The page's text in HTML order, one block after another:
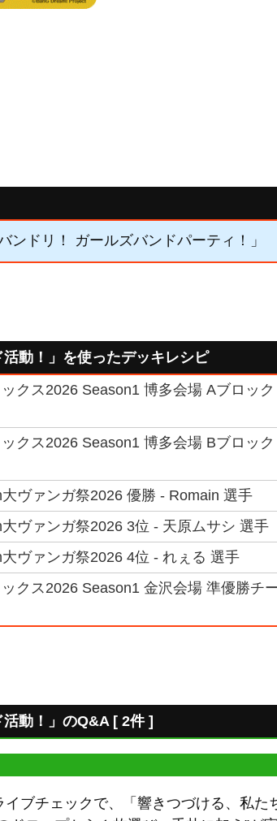
ンドリ！ ガールズバンドパーティ！」
活動！」を使ったデッキレシピ
クス2026 Season1 博多会場 Aブロッ
クス2026 Season1 博多会場 Bブロッ
ヴァンガ祭2026 優勝 - Romain 選手
ヴァンガ祭2026 3位 - 天原ムサシ 選手
ヴァンガ祭2026 4位 - れぇる 選手
クス2026 Season1 金沢会場 準優勝
活動！」のQ&A [ 2件 ]
イブチェックで、「響きつづける、私た